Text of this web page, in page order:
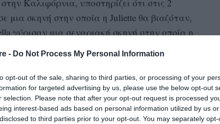
- Do Not Process My Personal Information
opt-out of the sale, sharing to third parties, or processing of your
for targeted advertising by us, please use the below opt-out
selection. Please note that after your opt-out request is processed
interest-based ads based on personal information utilized by us
to third parties prior to your opt-out. You may separately
Καλιφόρνια, υποστηρίζει ότι στις 2
μια σκηνή στην οποία η Juliette θα βιαζόταν,
γύρισαν μια σεναριακή σκηνή στην οποία η
χαρακτήρα.
σκηνή, ισχυρίζεται στην αγωγή, και η
γνωρίζει ότι η ηθοποιός που θα
ι τη σκηνή και είχε αποχωρήσει από το